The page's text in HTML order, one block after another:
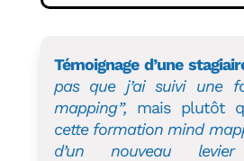
Témoignage d’une
pas que j’ai suivi une
mapping”, mais plutôt
cette formation mind
d’un nouveau levier